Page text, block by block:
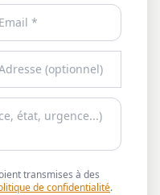
transmises à des
de confidentialité.